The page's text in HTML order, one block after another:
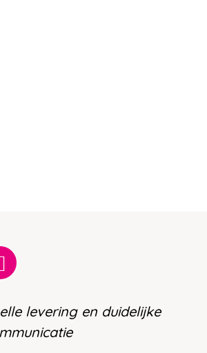
levering en duidelijke